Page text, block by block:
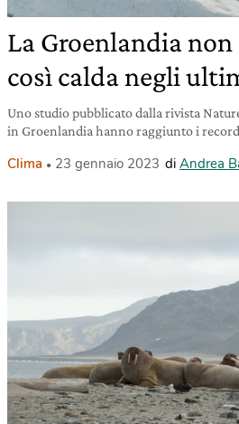
La Groenlandia
così calda negli
Uno studio pubblicato dalla rivista
in Groenlandia hanno raggiunto i
Clima 23 gennaio 2023 di Andrea